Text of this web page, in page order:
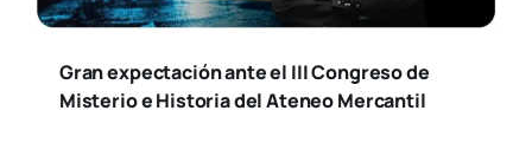
Gran expectación ante el III Congreso de
Misterio e Historia del Ateneo Mercantil